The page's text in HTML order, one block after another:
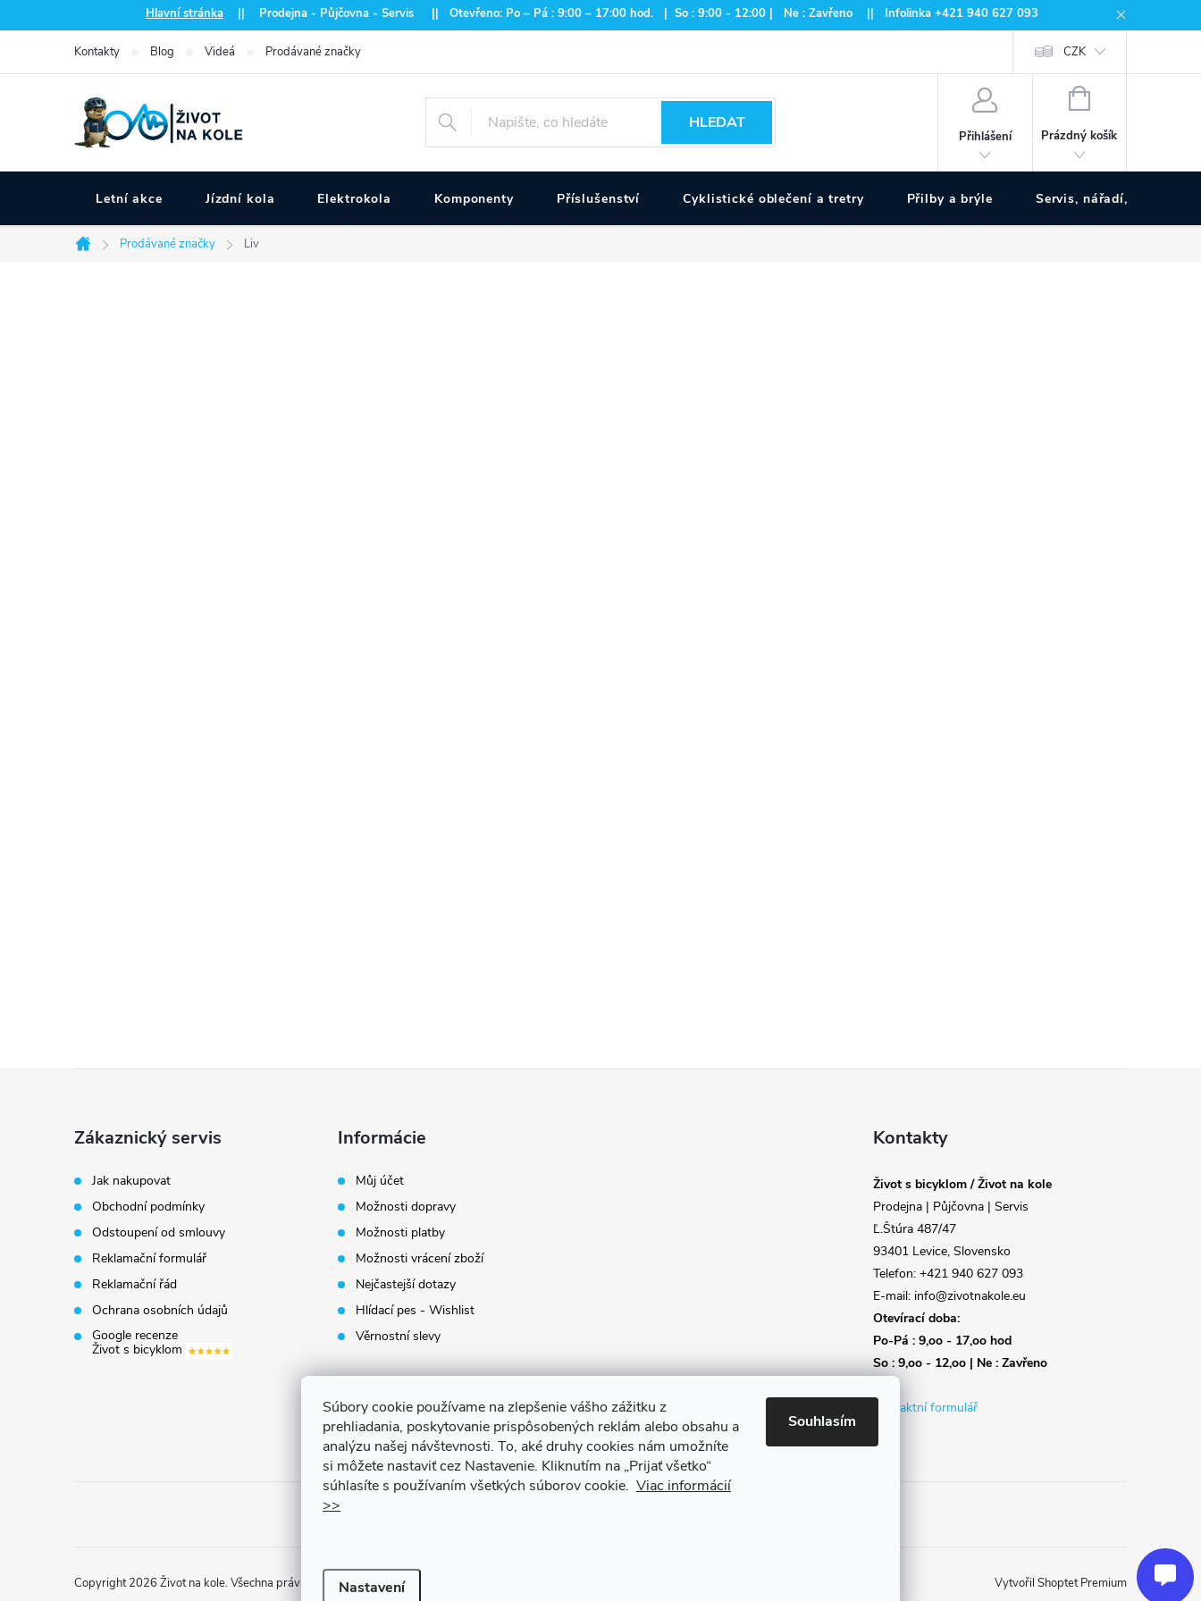
Súbory cookie používame na zlepšenie vášho zážitku z
prehliadania, poskytovanie prispôsobených reklám alebo obsahu a
analýzu našej návštevnosti. To, aké druhy cookies nám umožníte
si môžete nastaviť cez Nastavenie. Kliknutím na „Prijať všetko“
súhlasíte s používaním všetkých súborov cookie. Viac informácií
>>
Nastavení
Souhlasím
na
Hlavní stránka|| Prodejna - Půjčovna - Servis || Otevřeno: Po – Pá : 9:00 – 17:00 hod. | So : 9:00 - 12:00 | Ne : Zavřeno || Infolinka +421 940 627 093
Kontakty Blog Videá Prodávané značky CZK
HLEDAT
Přihlášení
NÁKUPNÍ
Prázdný košík
Letní akce Jízdní kola Elektrokola Komponenty Příslušenství Cyklistické oblečení a tretry Přilby a brýle Servis, nářadí, pumpy
Domů
Prodávané značky Liv
Zákaznický servis
Jak nakupovat
Obchodní podmínky
Odstoupení od smlouvy
Reklamační formulář
Reklamační řád
Ochrana osobních údajů
Google recenze
Život s bicyklom
Informácie
Můj účet
Možnosti dopravy
Možnosti platby
Možnosti vrácení zboží
Nejčastejší dotazy
Hlídací pes - Wishlist
Věrnostní slevy
Kontakty
Život s bicyklom / Život na kole
Prodejna | Půjčovna | Servis
Ľ.Štúra 487/47
93401 Levice, Slovensko
Telefon: +421 940 627 093
E-mail: info@zivotnakole.eu
Otevírací doba:
Po-Pá : 9,oo - 17,oo hod
So : 9,oo - 12,oo | Ne : Zavřeno
Kontaktní formulář
Vytvořil Shoptet Premium
Copyright 2026 Život na kole. Všechna práva vyhrazena.Upravit nastavení cookies
Poslat